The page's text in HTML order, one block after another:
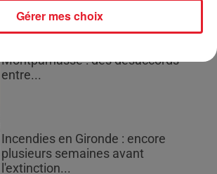
Montparnasse : des désaccords
entre...
Incendies en Gironde : encore
plusieurs semaines avant
l'extinction...
Gérer mes choix